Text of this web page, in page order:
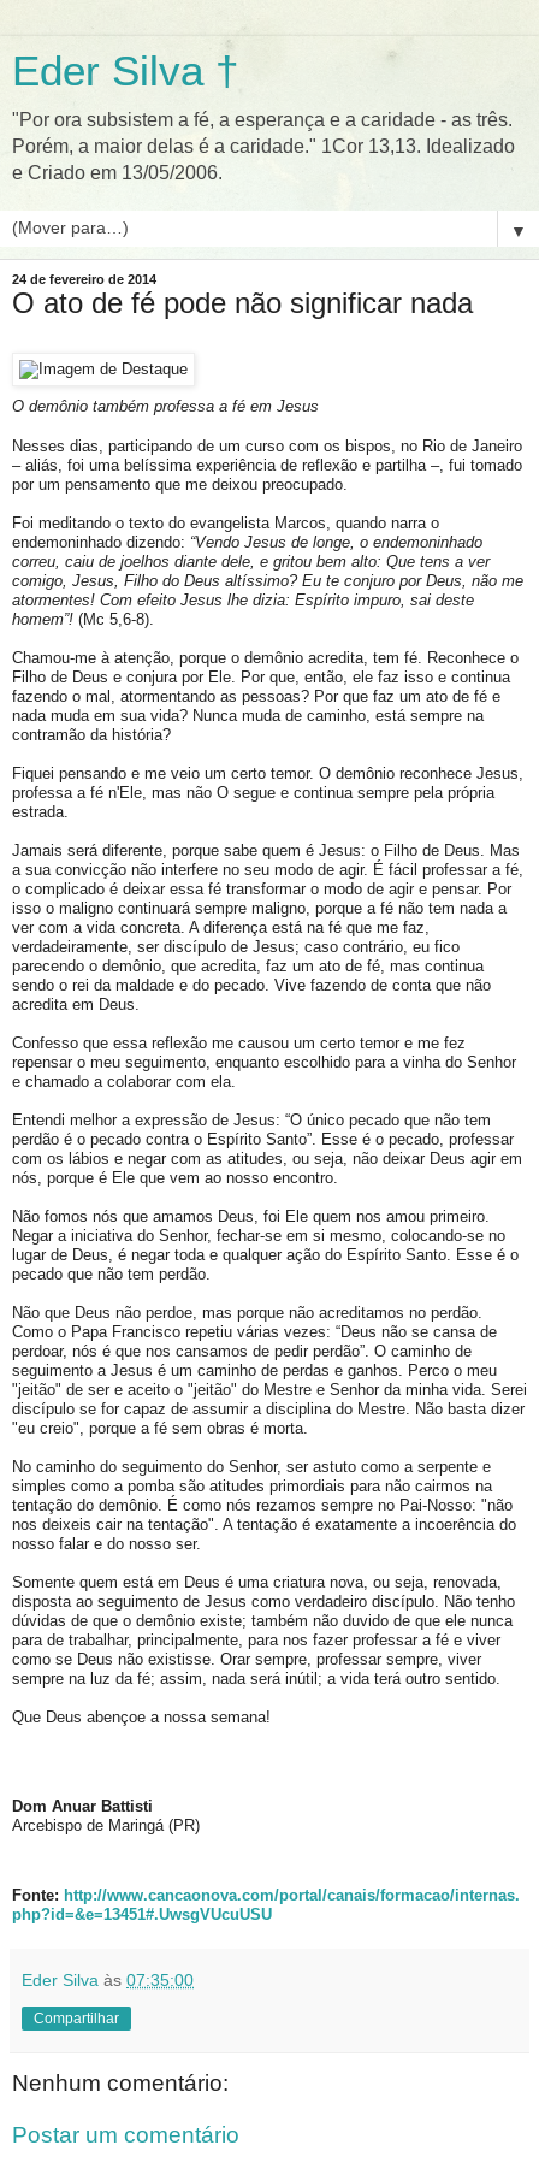
Eder Silva †
"Por ora subsistem a fé, a esperança e a caridade - as três.
Porém, a maior delas é a caridade." 1Cor 13,13. Idealizado
e Criado em 13/05/2006.
▼
24 de fevereiro de 2014
O ato de fé pode não significar nada
O demônio também professa a fé em Jesus
Nesses dias, participando de um curso com os bispos, no Rio de Janeiro
– aliás, foi uma belíssima experiência de reflexão e partilha –, fui tomado
por um pensamento que me deixou preocupado.
Foi meditando o texto do evangelista Marcos, quando narra o
endemoninhado dizendo: “Vendo Jesus de longe, o endemoninhado
correu, caiu de joelhos diante dele, e gritou bem alto: Que tens a ver
comigo, Jesus, Filho do Deus altíssimo? Eu te conjuro por Deus, não me
atormentes! Com efeito Jesus lhe dizia: Espírito impuro, sai deste
homem”! (Mc 5,6-8).
Chamou-me à atenção, porque o demônio acredita, tem fé. Reconhece o
Filho de Deus e conjura por Ele. Por que, então, ele faz isso e continua
fazendo o mal, atormentando as pessoas? Por que faz um ato de fé e
nada muda em sua vida? Nunca muda de caminho, está sempre na
contramão da história?
Fiquei pensando e me veio um certo temor. O demônio reconhece Jesus,
professa a fé n'Ele, mas não O segue e continua sempre pela própria
estrada.
Jamais será diferente, porque sabe quem é Jesus: o Filho de Deus. Mas
a sua convicção não interfere no seu modo de agir. É fácil professar a fé,
o complicado é deixar essa fé transformar o modo de agir e pensar. Por
isso o maligno continuará sempre maligno, porque a fé não tem nada a
ver com a vida concreta. A diferença está na fé que me faz,
verdadeiramente, ser discípulo de Jesus; caso contrário, eu fico
parecendo o demônio, que acredita, faz um ato de fé, mas continua
sendo o rei da maldade e do pecado. Vive fazendo de conta que não
acredita em Deus.
Confesso que essa reflexão me causou um certo temor e me fez
repensar o meu seguimento, enquanto escolhido para a vinha do Senhor
e chamado a colaborar com ela.
Entendi melhor a expressão de Jesus: “O único pecado que não tem
perdão é o pecado contra o Espírito Santo”. Esse é o pecado, professar
com os lábios e negar com as atitudes, ou seja, não deixar Deus agir em
nós, porque é Ele que vem ao nosso encontro.
Não fomos nós que amamos Deus, foi Ele quem nos amou primeiro.
Negar a iniciativa do Senhor, fechar-se em si mesmo, colocando-se no
lugar de Deus, é negar toda e qualquer ação do Espírito Santo. Esse é o
pecado que não tem perdão.
Não que Deus não perdoe, mas porque não acreditamos no perdão.
Como o Papa Francisco repetiu várias vezes: “Deus não se cansa de
perdoar, nós é que nos cansamos de pedir perdão”. O caminho de
seguimento a Jesus é um caminho de perdas e ganhos. Perco o meu
"jeitão" de ser e aceito o "jeitão" do Mestre e Senhor da minha vida. Serei
discípulo se for capaz de assumir a disciplina do Mestre. Não basta dizer
"eu creio", porque a fé sem obras é morta.
No caminho do seguimento do Senhor, ser astuto como a serpente e
simples como a pomba são atitudes primordiais para não cairmos na
tentação do demônio. É como nós rezamos sempre no Pai-Nosso: "não
nos deixeis cair na tentação". A tentação é exatamente a incoerência do
nosso falar e do nosso ser.
Somente quem está em Deus é uma criatura nova, ou seja, renovada,
disposta ao seguimento de Jesus como verdadeiro discípulo. Não tenho
dúvidas de que o demônio existe; também não duvido de que ele nunca
para de trabalhar, principalmente, para nos fazer professar a fé e viver
como se Deus não existisse. Orar sempre, professar sempre, viver
sempre na luz da fé; assim, nada será inútil; a vida terá outro sentido.
Que Deus abençoe a nossa semana!
Dom Anuar Battisti
Arcebispo de Maringá (PR)
Fonte: http://www.cancaonova.com/portal/canais/formacao/internas.
php?id=&e=13451#.UwsgVUcuUSU
Eder Silva às 07:35:00
Compartilhar
Nenhum comentário:
Postar um comentário